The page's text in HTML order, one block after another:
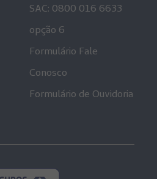
SAC: 0800 016 6633
opção 6
Formulário Fale
Conosco
Formulário de Ouvidoria